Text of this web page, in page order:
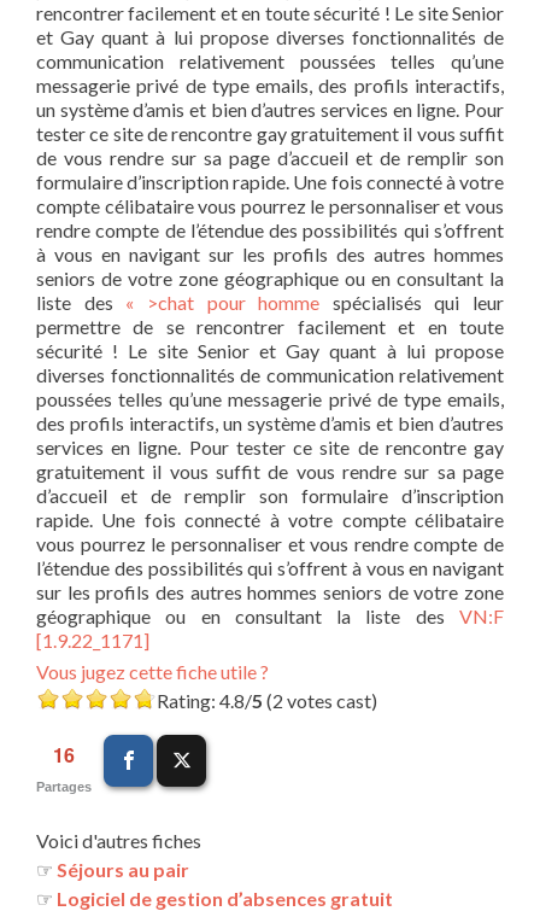
rencontrer facilement et en toute sécurité ! Le site Senior
et Gay quant à lui propose diverses fonctionnalités de
communication relativement poussées telles qu’une
messagerie privé de type emails, des profils interactifs,
un système d’amis et bien d’autres services en ligne. Pour
tester ce site de rencontre gay gratuitement il vous suffit
de vous rendre sur sa page d’accueil et de remplir son
formulaire d’inscription rapide. Une fois connecté à votre
compte célibataire vous pourrez le personnaliser et vous
rendre compte de l’étendue des possibilités qui s’offrent
à vous en navigant sur les profils des autres hommes
seniors de votre zone géographique ou en consultant la
liste des « >chat pour homme spécialisés qui leur
permettre de se rencontrer facilement et en toute
sécurité ! Le site Senior et Gay quant à lui propose
diverses fonctionnalités de communication relativement
poussées telles qu’une messagerie privé de type emails,
des profils interactifs, un système d’amis et bien d’autres
services en ligne. Pour tester ce site de rencontre gay
gratuitement il vous suffit de vous rendre sur sa page
d’accueil et de remplir son formulaire d’inscription
rapide. Une fois connecté à votre compte célibataire
vous pourrez le personnaliser et vous rendre compte de
l’étendue des possibilités qui s’offrent à vous en navigant
sur les profils des autres hommes seniors de votre zone
géographique ou en consultant la liste des VN:F
[1.9.22_1171]
Vous jugez cette fiche utile ?
Rating: 4.8/5 (2 votes cast)
16
Partages
Voici d'autres fiches
☞ Séjours au pair
☞ Logiciel de gestion d’absences gratuit